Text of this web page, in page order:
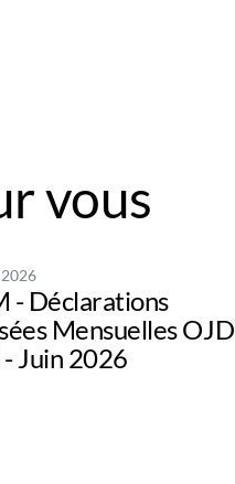
vous
- Déclarations
Mensuelles OJD
Juin 2026